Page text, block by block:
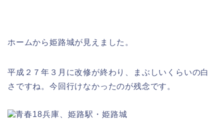
ホームから姫路城が見えました。
平成２７年３月に改修が終わり、まぶしいくらいの白
さですね。今回行けなかったのが残念です。